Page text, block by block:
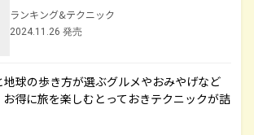
ランキング&テクニック
2024.11.26 発売
球の歩き方が選ぶグルメやおみやげなど
得に旅を楽しむとっておきテクニックが詰